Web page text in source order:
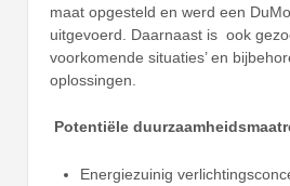
maat opgesteld en werd een
uitgevoerd. Daarnaast is ook
voorkomende situaties’ en
oplossingen.
Potentiële
Energiezuinig